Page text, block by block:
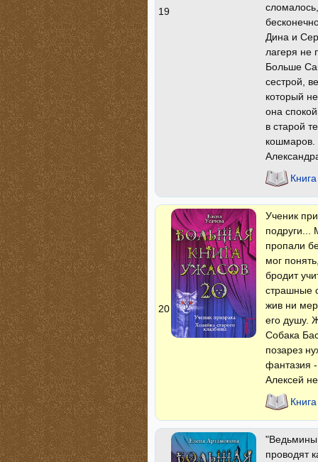
19
Дина и
лагеря не
Больше
сестрой,
который
она
в старой
кошмаров.
20
Ученик
подруги...
пропали
мог
бродит
страшные
жив ни
его душу.
Собака
позарез
фантазия
Алексей
"Ведьмины
проводят